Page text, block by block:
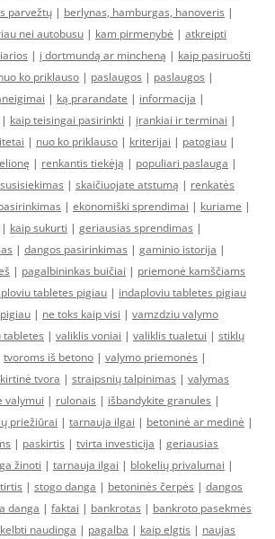
parvežtų | berlynas, hamburgas, hanoveris |
nei autobusu | kam pirmenybė | atkreipti
| į dortmundą ar mincheną | kaip pasiruošti
ko priklauso | paslaugos | paslaugos |
| ką prarandate | informacija |
| kaip teisingai pasirinkti | įrankiai ir terminai |
| nuo ko priklauso | kriterijai | patogiau |
| renkantis tiekėją | populiari paslauga |
| skaičiuojate atstumą | renkatės
| ekonomiški sprendimai | kuriame |
| kaip sukurti | geriausias sprendimas |
| dangos pasirinkimas | gaminio istorija |
| pagalbininkas buičiai | priemonė kamščiams
tabletes pigiau | indaploviu tabletes pigiau
| ne toks kaip visi | vamzdziu valymo
tabletes | valiklis voniai | valiklis tualetui | stiklų
tvoroms iš betono | valymo priemonės |
tvora | straipsnių talpinimas | valymas
valymui | rulonais | išbandykite granules |
priežiūrai | tarnauja ilgai | betoninė ar medinė |
| paskirtis | tvirta investicija | geriausias
žinoti | tarnauja ilgai | blokelių privalumai |
| stogo danga | betoninės čerpės | dangos
danga | faktai | bankrotas | bankroto pasekmės
naudinga | pagalba | kaip elgtis | naujas